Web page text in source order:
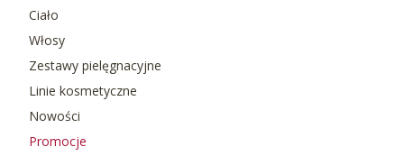
Ciało
Włosy
Zestawy pielęgnacyjne
Linie kosmetyczne
Nowości
Promocje